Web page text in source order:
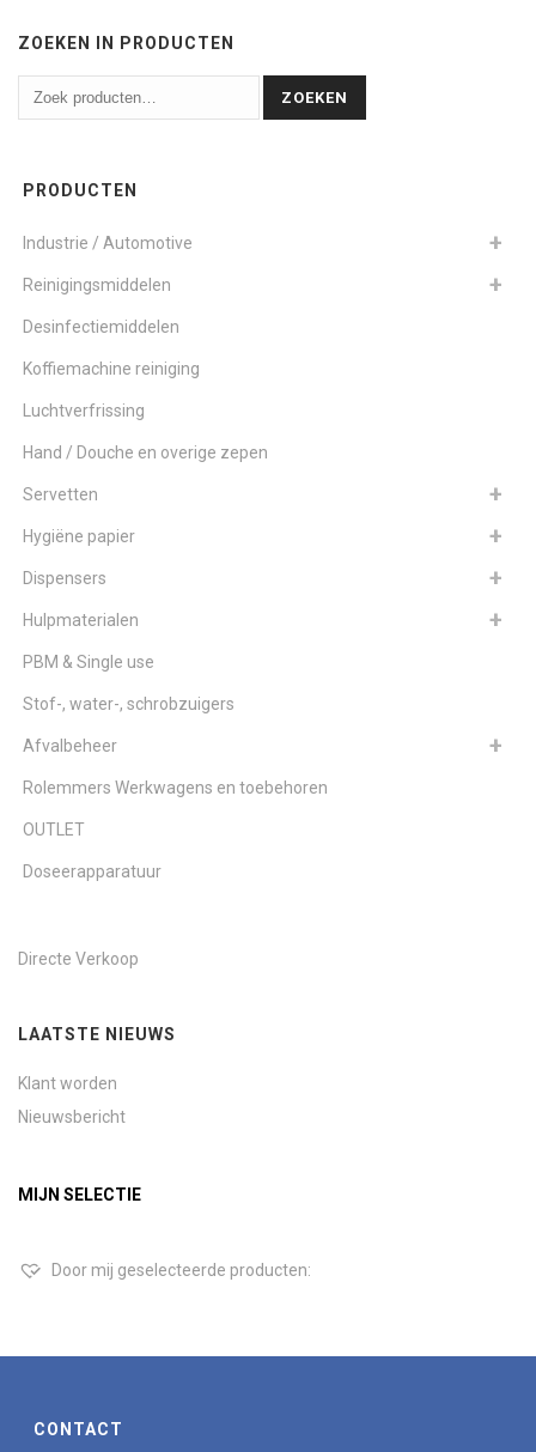
ZOEKEN IN PRODUCTEN
ZOEKEN
PRODUCTEN
Industrie / Automotive
Reinigingsmiddelen
Desinfectiemiddelen
Koffiemachine reiniging
Luchtverfrissing
Hand / Douche en overige zepen
Servetten
Hygiëne papier
Dispensers
Hulpmaterialen
PBM & Single use
Stof-, water-, schrobzuigers
Afvalbeheer
Rolemmers Werkwagens en toebehoren
OUTLET
Doseerapparatuur
Directe Verkoop
LAATSTE NIEUWS
Klant worden
Nieuwsbericht
MIJN SELECTIE
Door mij geselecteerde producten:
CONTACT